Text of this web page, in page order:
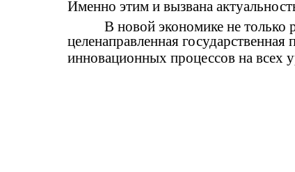
Именно этим и вызвана
В новой экономике не
целенаправленная
инновационных процессов на всех